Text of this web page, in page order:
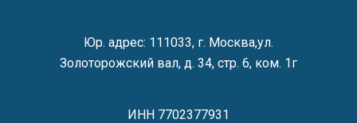
Юр. адрес: 111033, г. Москва,ул.
Золоторожский вал, д. 34, стр. 6, ком. 1г
ИНН 7702377931